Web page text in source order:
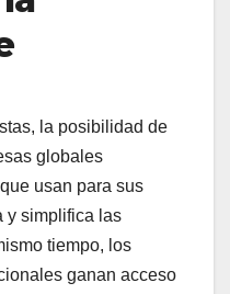
la posibilidad de
globales
usan para sus
y simplifica las
tiempo, los
ganan acceso